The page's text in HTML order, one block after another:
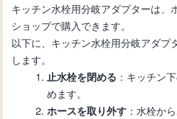
キッチン水栓用分岐アダプターは、
ショップで購入できます。
以下に、キッチン水栓用分岐アダプ
します。
止水栓を閉める ：キッチン
めます。
ホースを取り外す ：水栓か